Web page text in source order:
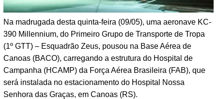
Na madrugada desta quinta-feira (09/05), uma aeronave KC-
390 Millennium, do Primeiro Grupo de Transporte de Tropa
(1º GTT) – Esquadrão Zeus, pousou na Base Aérea de
Canoas (BACO), carregando a estrutura do Hospital de
Campanha (HCAMP) da Força Aérea Brasileira (FAB), que
será instalada no estacionamento do Hospital Nossa
Senhora das Graças, em Canoas (RS).